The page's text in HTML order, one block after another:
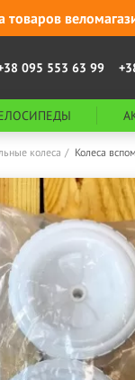
товаров
095 553 63 99
колеса Колеса